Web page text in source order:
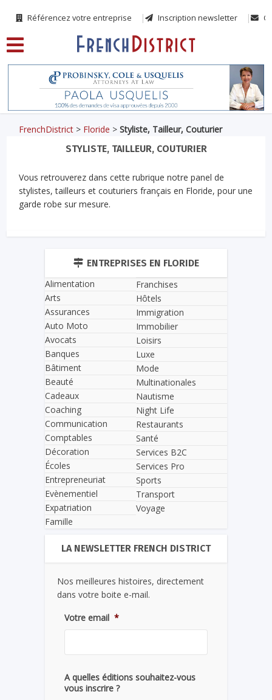
Référencez votre entreprise Inscription newsletter
FrenchDistrict > Floride >Styliste, Tailleur, Couturier
STYLISTE, TAILLEUR, COUTURIER
Vous retrouverez dans cette rubrique notre panel de
stylistes, tailleurs et couturiers français en Floride, pour une
garde robe sur mesure.
ENTREPRISES EN FLORIDE
Alimentation
Arts
Assurances
Auto Moto
Avocats
Banques
Bâtiment
Beauté
Cadeaux
Coaching
Communication
Comptables
Décoration
Écoles
Entrepreneuriat
Evènementiel
Expatriation
Famille
Franchises
Hôtels
Immigration
Immobilier
Loisirs
Luxe
Mode
Multinationales
Nautisme
Night Life
Restaurants
Santé
Services B2C
Services Pro
Sports
Transport
Voyage
LA NEWSLETTER FRENCH DISTRICT
Nos meilleures histoires, directement
dans votre boite e-mail.
Votre email *
A quelles éditions souhaitez-vous
vous inscrire ?